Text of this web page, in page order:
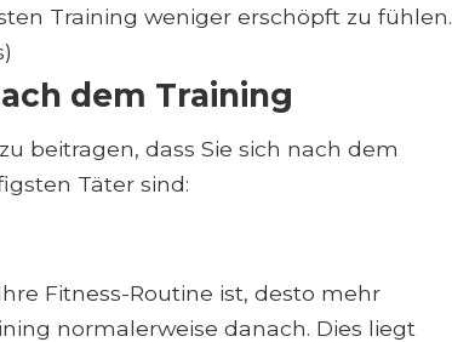
Training weniger erschöpft zu fühlen.
dem Training
beitragen, dass Sie sich nach dem
Täter sind:
Fitness-Routine ist, desto mehr
normalerweise danach. Dies liegt